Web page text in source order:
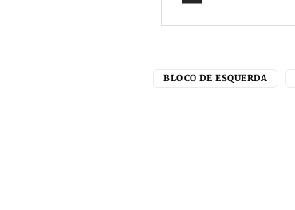
BLOCO DE ESQUERDA